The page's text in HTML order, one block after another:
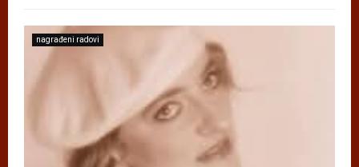
nagrađeni radovi